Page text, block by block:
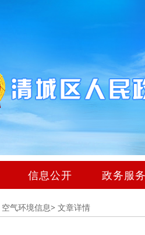
信息公开 政务服
空气环境信息> 文章详情